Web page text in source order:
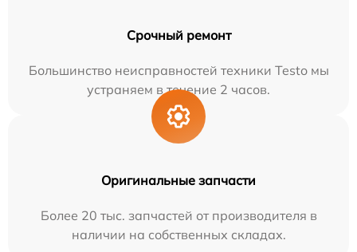
Срочный ремонт
Большинство неисправностей техники Testo мы
устраняем в течение 2 часов.
Оригинальные запчасти
Более 20 тыс. запчастей от производителя в
наличии на собственных складах.